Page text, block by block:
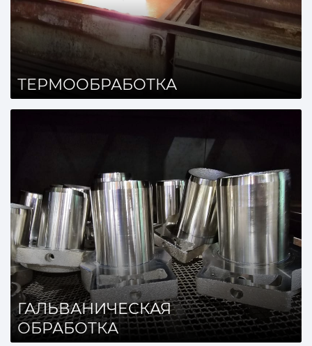
ТЕРМООБРАБОТКА
ГАЛЬВАНИЧЕСКАЯ
ОБРАБОТКА